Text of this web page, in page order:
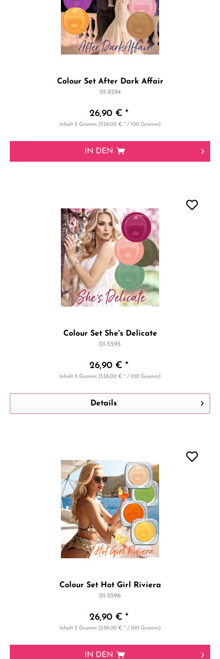
Colour Set After Dark Affair
01-5594
26,90 € *
Inhalt 5 Gramm (538,00 € * / 100 Gramm)
IN DEN
Colour Set She's Delicate
01-5595
26,90 € *
Inhalt 5 Gramm (538,00 € * / 100 Gramm)
Details
Colour Set Hot Girl Riviera
01-5596
26,90 € *
Inhalt 5 Gramm (538,00 € * / 100 Gramm)
IN DEN